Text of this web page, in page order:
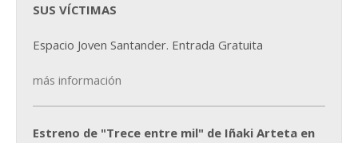
SUS VÍCTIMAS
Espacio Joven Santander. Entrada Gratuita
más información
Estreno de "Trece entre mil" de Iñaki Arteta en